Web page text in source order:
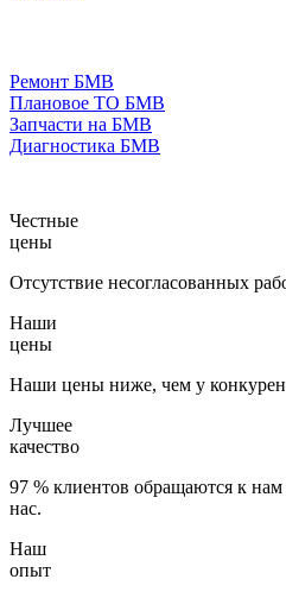
Ремонт БМВ
Плановое ТО БМВ
Запчасти на БМВ
Диагностика БМВ
Честные
цены
Отсутствие несогласованных
Наши
цены
Наши цены ниже, чем у
Лучшее
качество
97 % клиентов обращаются к
нас.
Наш
опыт